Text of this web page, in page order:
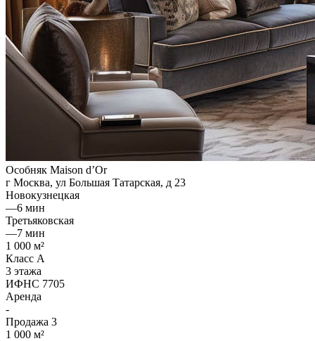
Особняк Maison d’Or
г Москва, ул Большая Татарская, д 23
Новокузнецкая
—6 мин
Третьяковская
—7 мин
1 000 м²
Класс A
3 этажа
ИФНС 7705
Аренда
-
Продажа 3
1 000 м²